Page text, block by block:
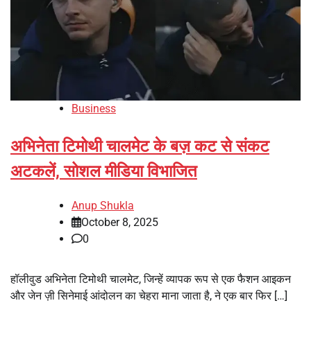
Business
अभिनेता टिमोथी चालमेट के बज़ कट से संकट
अटकलें, सोशल मीडिया विभाजित
Anup Shukla
October 8, 2025
0
हॉलीवुड अभिनेता टिमोथी चालमेट, जिन्हें व्यापक रूप से एक फैशन आइकन
और जेन ज़ी सिनेमाई आंदोलन का चेहरा माना जाता है, ने एक बार फिर […]